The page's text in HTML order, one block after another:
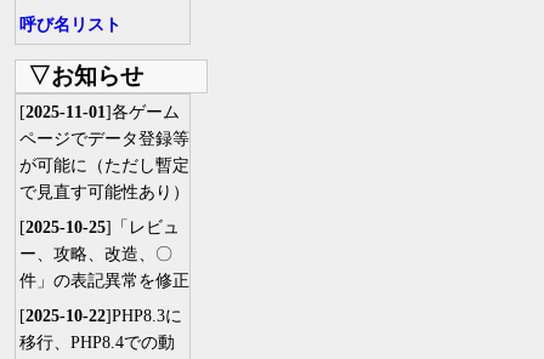
呼び名リスト
▽お知らせ
[2025-11-01]各ゲーム
ページでデータ登録等
が可能に（ただし暫定
で見直す可能性あり）
[2025-10-25]「レビュ
ー、攻略、改造、〇
件」の表記異常を修正
[2025-10-22]PHP8.3に
移行、PHP8.4での動